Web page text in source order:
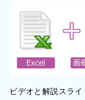
ビデオと解説スラ